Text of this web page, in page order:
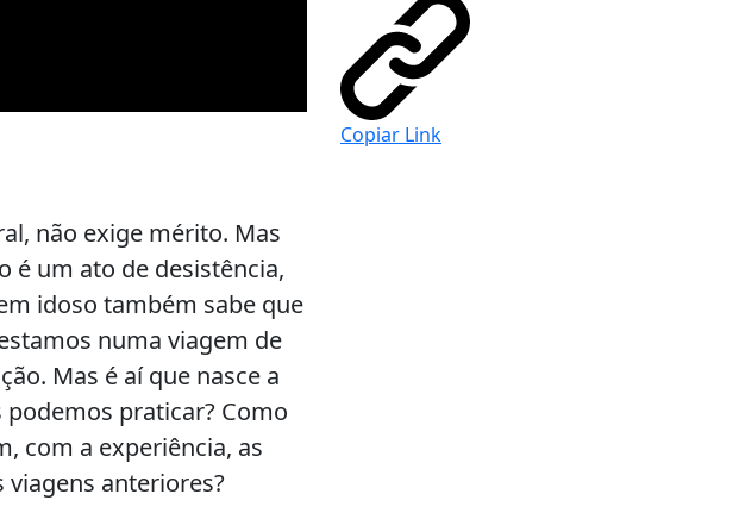
Copiar Link
não exige mérito. Mas
é um ato de desistência,
idoso também sabe que
numa viagem de
Mas é aí que nasce a
praticar? Como
com a experiência, as
viagens anteriores?